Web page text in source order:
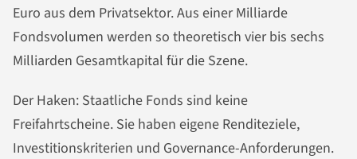
Euro aus dem Privatsektor. Aus einer Milliarde
Fondsvolumen werden so theoretisch vier bis sechs
Milliarden Gesamtkapital für die Szene.
Der Haken: Staatliche Fonds sind keine
Freifahrtscheine. Sie haben eigene Renditeziele,
Investitionskriterien und Governance-Anforderungen.